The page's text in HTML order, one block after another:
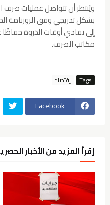
ويُنتظر أن تتواصل عمليات صرف
بشكل تدريجي وفق الروزنامة
إلى تفادي أوقات الذروة
مكاتب الصرف.
Tags إقتصاد
Facebook
إقرأ المزيد من الأخبار